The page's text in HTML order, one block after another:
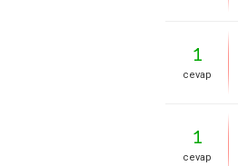
1
cevap
1
cevap